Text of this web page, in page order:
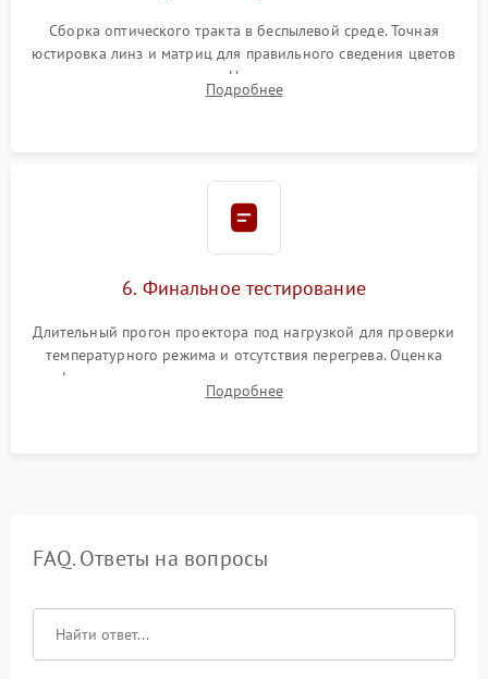
Сборка оптического тракта в беспылевой среде. Точная
юстировка линз и матриц для правильного сведения цветов
и устранения размытия. Надежное подключение всех
шлейфов, установка датчиков и закрытие корпуса
Подробнее
6. Финальное тестирование
Длительный прогон проектора под нагрузкой для проверки
температурного режима и отсутствия перегрева. Оценка
фокуса, контрастности и цветопередачи на тестовых
таблицах. Проверка работы всех видеовходов и кнопок
Подробнее
FAQ. Ответы на вопросы